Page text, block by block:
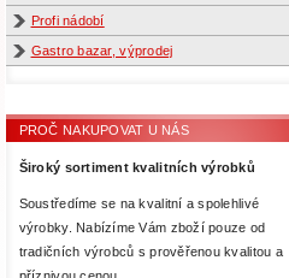
Profi nádobí
Gastro bazar, výprodej
PROČ NAKUPOVAT U NÁS
Široký sortiment kvalitních výrobků
Soustředíme se na kvalitní a spolehlivé
výrobky. Nabízíme Vám zboží pouze od
tradičních výrobců s prověřenou kvalitou a